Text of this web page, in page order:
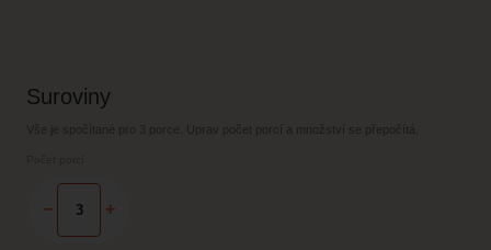
Suroviny
Vše je spočítané pro 3 porce . Uprav počet porcí a množství se přepočítá.
− +